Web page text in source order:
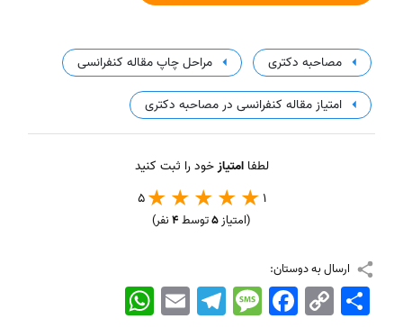
مصاحبه دکتری مراحل چاپ مقاله کنفرانسی
امتیاز مقاله کنفرانسی در مصاحبه دکتری
لطفاامتیازخود را ثبت کنید
1
5
(امتیاز5توسط4نفر)
ارسال به دوستان:
WhatsApp EmailTelegramMessageFacebook Copy
Link
اشتراک